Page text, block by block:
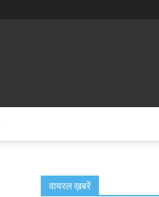
वायरल ख़बरें